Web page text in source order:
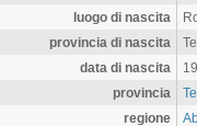
luogo di nascita
provincia di nascita
data di nascita
provincia
regione